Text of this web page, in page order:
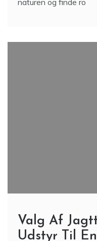
naturen og finde ro
Valg Af
Udstyr Til